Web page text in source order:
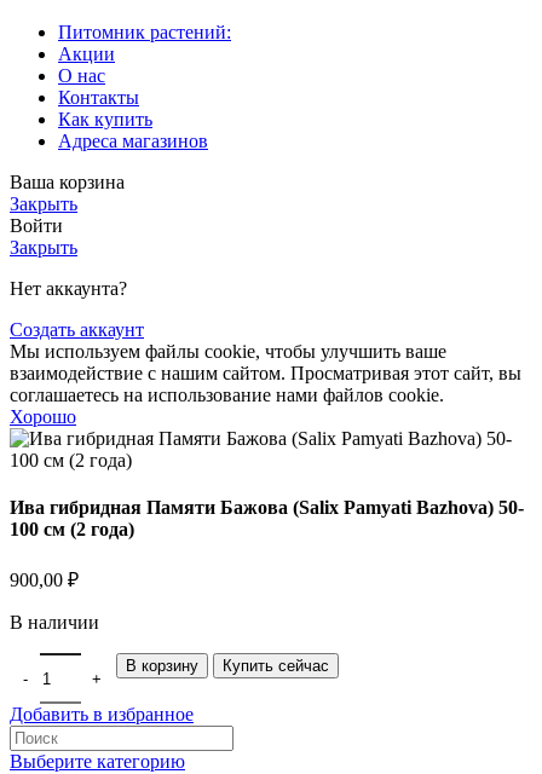
Питомник растений:
Акции
О нас
Контакты
Как купить
Адреса магазинов
Ваша корзина
Закрыть
Войти
Закрыть
Нет аккаунта?
Создать аккаунт
Мы используем файлы cookie, чтобы улучшить ваше
взаимодействие с нашим сайтом. Просматривая этот сайт, вы
соглашаетесь на использование нами файлов cookie.
Хорошо
Ива гибридная Памяти Бажова (Salix Pamyati Bazhova) 50-
100 см (2 года)
900,00 ₽
В наличии
В корзину Купить сейчас
Добавить в избранное
Выберите категорию